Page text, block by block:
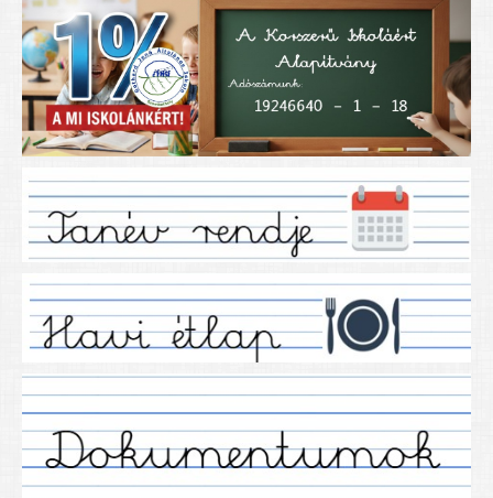
HÍREINK
ISKOLÁNK
Igazgatói köszöntő
Iskolánkról
Ez a tanévünk
Tanáraink
Tanéveink
Régebbi tanéveink
2021/2022 tanév
2012/2013. tanév
2013/2014. tanév
2014/2015. tanév
2015/2016. tanév